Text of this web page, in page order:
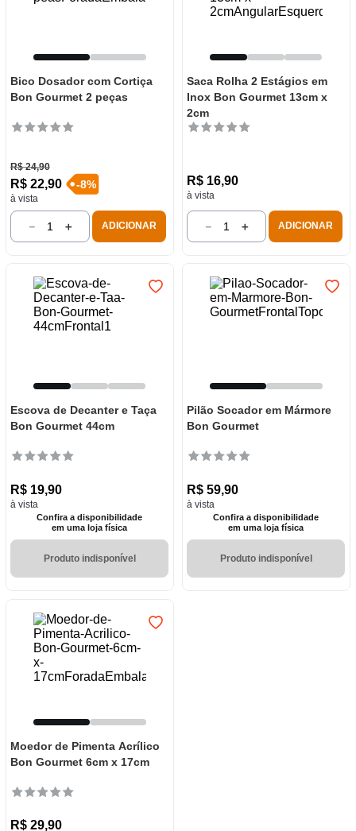
Bico Dosador com Cortiça
Bon Gourmet 2 peças
R$ 24,90
R$ 22,90
à vista
-8%
＋
－ ADICIONAR
Saca Rolha 2 Estágios em
Inox Bon Gourmet 13cm x
2cm
R$ 16,90
à vista
＋
－ ADICIONAR
Escova de Decanter e Taça
Bon Gourmet 44cm
R$ 19,90
à vista
Confira a disponibilidade
em uma loja física
Produto indisponível
Pilão Socador em Mármore
Bon Gourmet
R$ 59,90
à vista
Confira a disponibilidade
em uma loja física
Produto indisponível
Moedor de Pimenta Acrílico
Bon Gourmet 6cm x 17cm
R$ 29,90